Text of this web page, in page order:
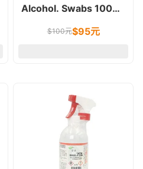
Alcohol. Swabs 100片/
$100元$95元